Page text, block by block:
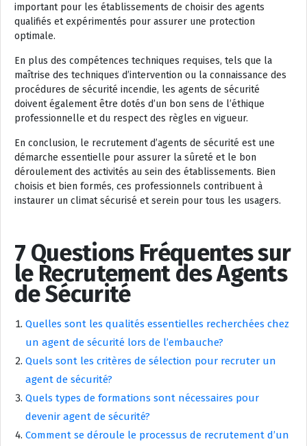
important pour les établissements de choisir des agents
qualifiés et expérimentés pour assurer une protection
optimale.
En plus des compétences techniques requises, tels que la
maîtrise des techniques d’intervention ou la connaissance des
procédures de sécurité incendie, les agents de sécurité
doivent également être dotés d’un bon sens de l’éthique
professionnelle et du respect des règles en vigueur.
En conclusion, le recrutement d’agents de sécurité est une
démarche essentielle pour assurer la sûreté et le bon
déroulement des activités au sein des établissements. Bien
choisis et bien formés, ces professionnels contribuent à
instaurer un climat sécurisé et serein pour tous les usagers.
7 Questions Fréquentes sur
le Recrutement des Agents
de Sécurité
Quelles sont les qualités essentielles recherchées chez
un agent de sécurité lors de l’embauche?
Quels sont les critères de sélection pour recruter un
agent de sécurité?
Quels types de formations sont nécessaires pour
devenir agent de sécurité?
Comment se déroule le processus de recrutement d’un